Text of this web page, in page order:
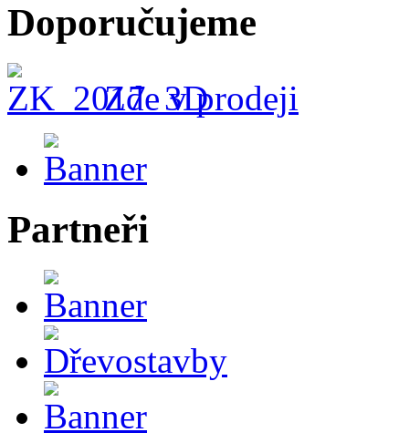
Doporučujeme
Zde v prodeji
Partneři